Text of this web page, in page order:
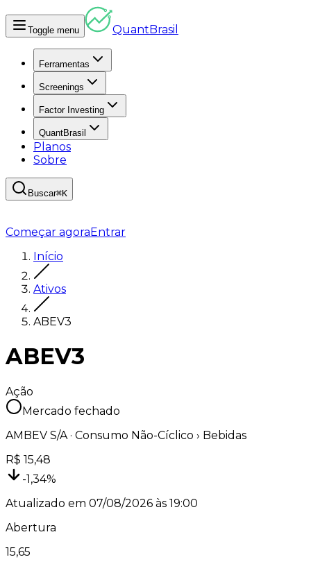
Toggle menu QuantBrasil
Ferramentas
Screenings
Factor Investing
QuantBrasil
Planos
Sobre
Buscar⌘K
Começar agoraEntrar
Início
Ativos
ABEV3
ABEV3
Ação
Mercado fechado
AMBEV S/A· Consumo Não-Cíclico › Bebidas
R$ 15,48
-1,34%
Atualizado em 07/08/2026 às 19:00
Abertura
15,65